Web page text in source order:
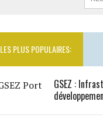
LES PLUS POPULAIRES:
GSEZ :